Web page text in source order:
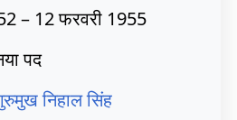
– 12 फरवरी 1955
पद
निहाल सिंह